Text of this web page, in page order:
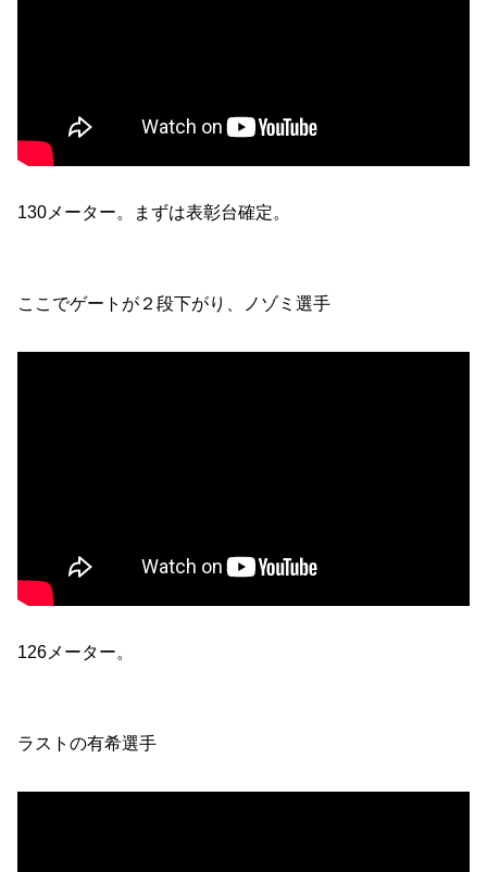
130メーター。まずは表彰台確定。
ここでゲートが２段下がり、ノゾミ選手
126メーター。
ラストの有希選手